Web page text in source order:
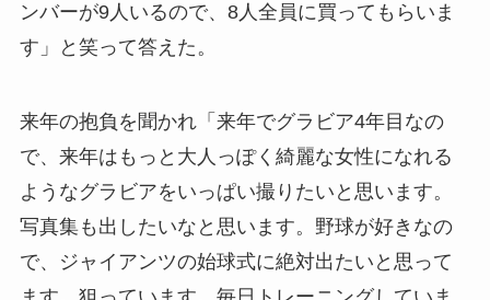
ンバーが9人いるので、8人全員に買ってもらいま
す」と笑って答えた。
来年の抱負を聞かれ「来年でグラビア4年目なの
で、来年はもっと大人っぽく綺麗な女性になれる
ようなグラビアをいっぱい撮りたいと思います。
写真集も出したいなと思います。野球が好きなの
で、ジャイアンツの始球式に絶対出たいと思って